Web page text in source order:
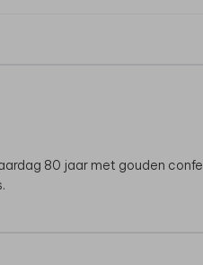
80 jaar met gouden